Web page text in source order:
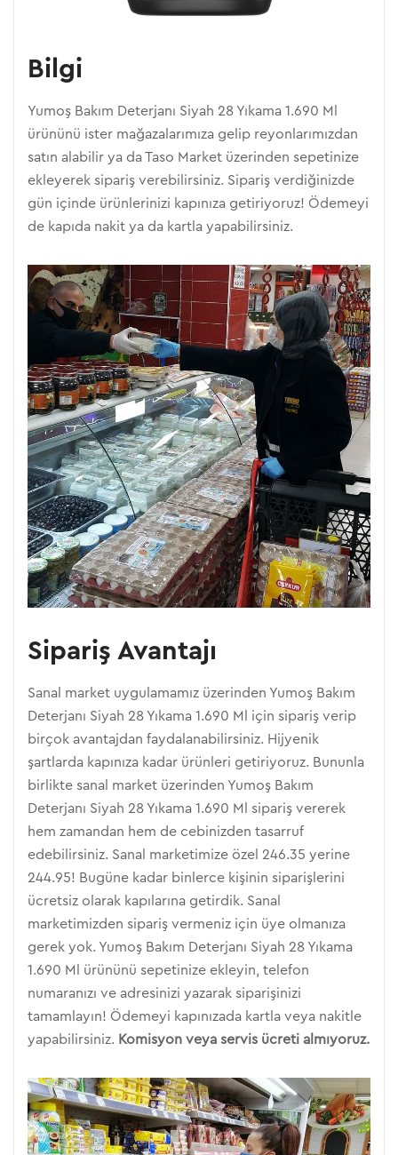
Bilgi
Yumoş Bakım Deterjanı Siyah 28 Yıkama 1.690 Ml
ürününü ister mağazalarımıza gelip reyonlarımızdan
satın alabilir ya da Taso Market üzerinden sepetinize
ekleyerek sipariş verebilirsiniz. Sipariş verdiğinizde
gün içinde ürünlerinizi kapınıza getiriyoruz! Ödemeyi
de kapıda nakit ya da kartla yapabilirsiniz.
Sipariş Avantajı
Sanal market uygulamamız üzerinden Yumoş Bakım
Deterjanı Siyah 28 Yıkama 1.690 Ml için sipariş verip
birçok avantajdan faydalanabilirsiniz. Hijyenik
şartlarda kapınıza kadar ürünleri getiriyoruz. Bununla
birlikte sanal market üzerinden Yumoş Bakım
Deterjanı Siyah 28 Yıkama 1.690 Ml sipariş vererek
hem zamandan hem de cebinizden tasarruf
edebilirsiniz. Sanal marketimize özel 246.35 yerine
244.95! Bugüne kadar binlerce kişinin siparişlerini
ücretsiz olarak kapılarına getirdik. Sanal
marketimizden sipariş vermeniz için üye olmanıza
gerek yok. Yumoş Bakım Deterjanı Siyah 28 Yıkama
1.690 Ml ürününü sepetinize ekleyin, telefon
numaranızı ve adresinizi yazarak siparişinizi
tamamlayın! Ödemeyi kapınızada kartla veya nakitle
yapabilirsiniz. Komisyon veya servis ücreti almıyoruz.